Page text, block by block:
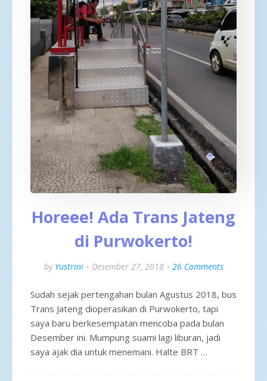
Horeee! Ada Trans Jateng
di Purwokerto!
by Yustrini Desember 27, 2018 26 Comments
Sudah sejak pertengahan bulan Agustus 2018, bus
Trans Jateng dioperasikan di Purwokerto, tapi
saya baru berkesempatan mencoba pada bulan
Desember ini. Mumpung suami lagi liburan, jadi
saya ajak dia untuk menemani. Halte BRT …